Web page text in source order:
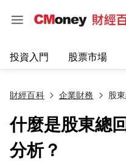
投資入門 股票市場
財經百科 企業財務 股
什麼是股東總
分析？